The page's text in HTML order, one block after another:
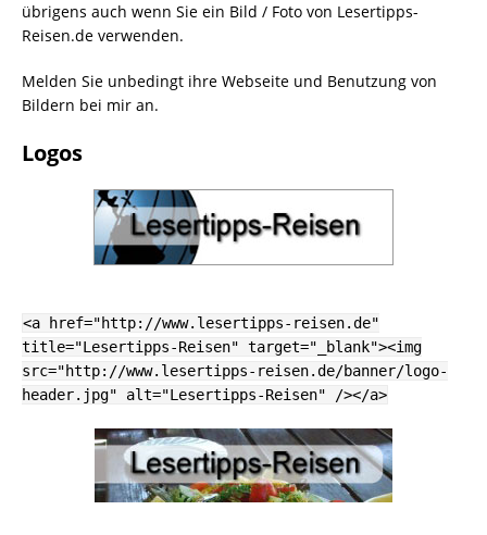
übrigens auch wenn Sie ein Bild / Foto von Lesertipps-
Reisen.de verwenden.
Melden Sie unbedingt ihre Webseite und Benutzung von
Bildern bei mir an.
Logos
<a href="http://www.lesertipps-reisen.de"
title="Lesertipps-Reisen" target="_blank"><img
src="http://www.lesertipps-reisen.de/banner/logo-
header.jpg" alt="Lesertipps-Reisen" /></a>